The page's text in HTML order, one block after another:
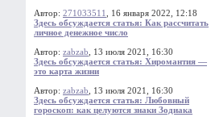
Автор: 271033511
, 16 января 2022, 12:18
Здесь обсуждается статья: Как рассчитать
личное денежное число
Автор: zabzab , 13 июля 2021, 16:30
Здесь обсуждается статья: Хиромантия —
это карта жизни
Автор: zabzab , 13 июля 2021, 16:30
Здесь обсуждается статья: Любовный
гороскоп: как целуются знаки Зодиака